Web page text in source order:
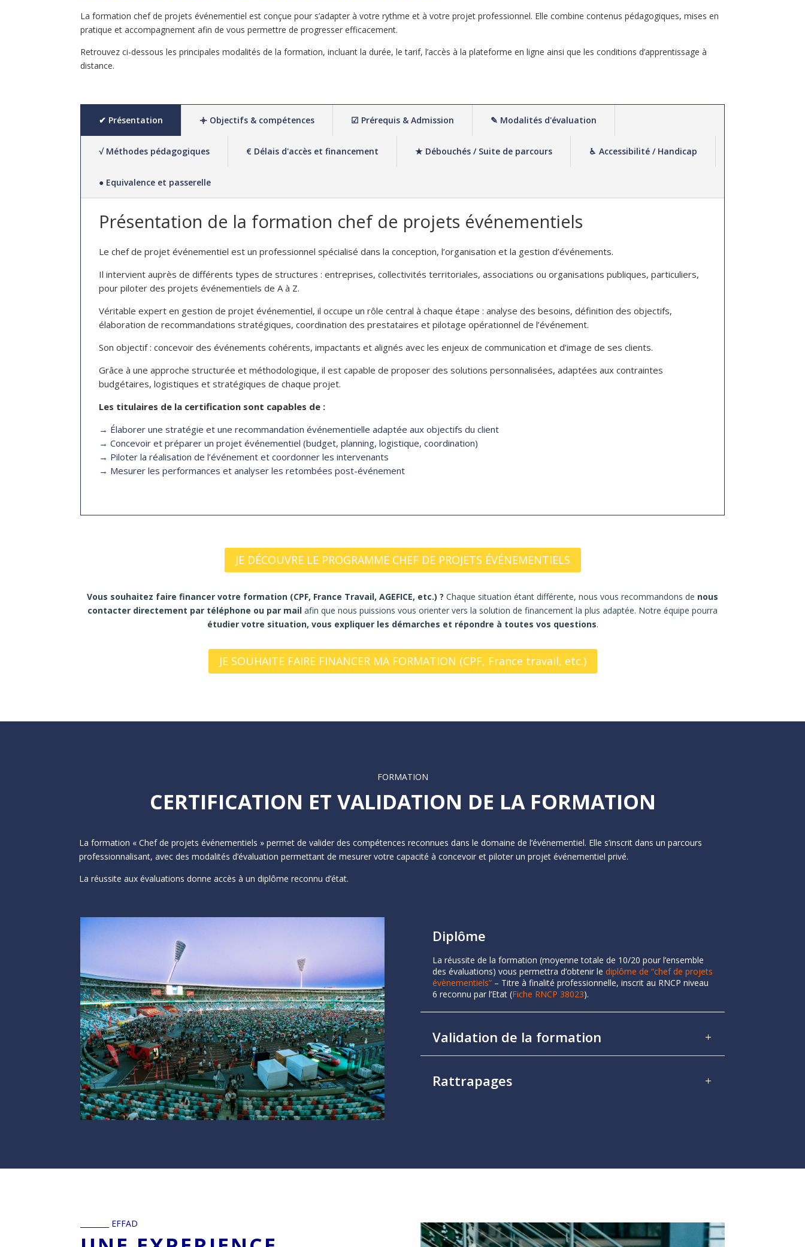
La formation chef de projets événementiel est conçue pour s’adapter à votre rythme et à votre projet professionnel. Elle combine contenus pédagogiques, mises en
pratique et accompagnement afin de vous permettre de progresser efficacement.
Retrouvez ci-dessous les principales modalités de la formation, incluant la durée, le tarif, l’accès à la plateforme en ligne ainsi que les conditions d’apprentissage à
distance.
✔ Présentation 𖥠 Objectifs & compétences ☑ Prérequis & Admission ✎ Modalités d'évaluation
√ Méthodes pédagogiques € Délais d'accès et financement ★ Débouchés / Suite de parcours ♿︎ Accessibilité / Handicap
● Equivalence et passerelle
Présentation de la formation chef de projets événementiels
Le chef de projet événementiel est un professionnel spécialisé dans la conception, l’organisation et la gestion d’événements.
Il intervient auprès de différents types de structures : entreprises, collectivités territoriales, associations ou organisations publiques, particuliers,
pour piloter des projets événementiels de A à Z.
Véritable expert en gestion de projet événementiel, il occupe un rôle central à chaque étape : analyse des besoins, définition des objectifs,
élaboration de recommandations stratégiques, coordination des prestataires et pilotage opérationnel de l’événement.
Son objectif : concevoir des événements cohérents, impactants et alignés avec les enjeux de communication et d’image de ses clients.
Grâce à une approche structurée et méthodologique, il est capable de proposer des solutions personnalisées, adaptées aux contraintes
budgétaires, logistiques et stratégiques de chaque projet.
Les titulaires de la certification sont capables de :
→ Élaborer une stratégie et une recommandation événementielle adaptée aux objectifs du client
→ Concevoir et préparer un projet événementiel (budget, planning, logistique, coordination)
→ Piloter la réalisation de l’événement et coordonner les intervenants
→ Mesurer les performances et analyser les retombées post-événement
JE DÉCOUVRE LE PROGRAMME CHEF DE PROJETS ÉVÉNEMENTIELS
Vous souhaitez faire financer votre formation (CPF, France Travail, AGEFICE, etc.) ? Chaque situation étant différente, nous vous recommandons de nous
contacter directement par téléphone ou par mail afin que nous puissions vous orienter vers la solution de financement la plus adaptée. Notre équipe pourra
étudier votre situation, vous expliquer les démarches et répondre à toutes vos questions.
JE SOUHAITE FAIRE FINANCER MA FORMATION (CPF, France travail, etc.)
FORMATION
CERTIFICATION ET VALIDATION DE LA FORMATION
La formation « Chef de projets événementiels » permet de valider des compétences reconnues dans le domaine de l’événementiel. Elle s’inscrit dans un parcours
professionnalisant, avec des modalités d’évaluation permettant de mesurer votre capacité à concevoir et piloter un projet événementiel privé.
La réussite aux évaluations donne accès à un diplôme reconnu d’état.
Diplôme
La réussite de la formation (moyenne totale de 10/20 pour l’ensemble
des évaluations) vous permettra d’obtenir le diplôme de “chef de projets
évènementiels”– Titre à finalité professionnelle, inscrit au RNCP niveau
6 reconnu par l’Etat (Fiche RNCP 38023).
Validation de la formation
Rattrapages
________ EFFAD